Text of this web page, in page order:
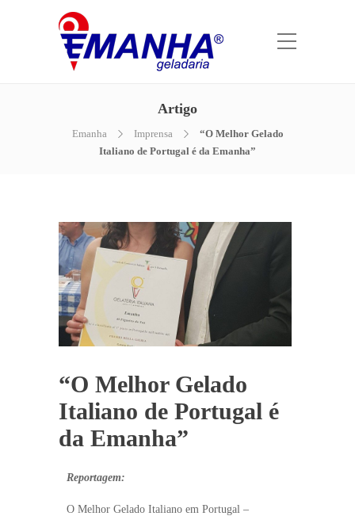
Artigo
Emanha Imprensa
“O Melhor Gelado
Italiano de Portugal é da Emanha”
“O Melhor Gelado
Italiano de Portugal é
da Emanha”
Reportagem:
O Melhor Gelado Italiano em Portugal –